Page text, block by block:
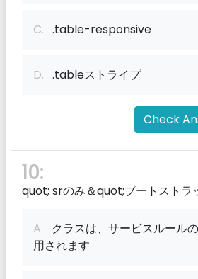
C. .table-responsive
D. .tableストライプ
Check
10:
quot; srのみ＆quot;ブートストラ
A. クラスは、サービスルール
用されます